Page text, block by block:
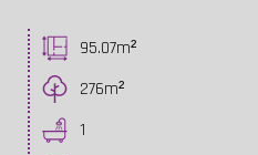
95.07m²
276m²
1